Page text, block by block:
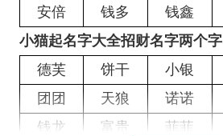
安倍
钱多 钱鑫
小猫起名字大全招财名字两个字
德芙
饼干 小银
团团
天狼 诺诺
钱龙
富贵 菲菲